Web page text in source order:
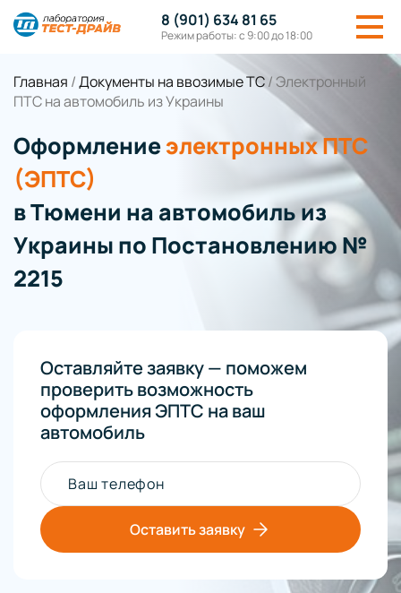
8 (901) 634 81 65
Режим работы: с 9:00 до 18:00
Главная /Документы на ввозимые ТС/Электронный
ПТС на автомобиль из Украины
Оформлениеэлектронных ПТС
(ЭПТС)
в Тюмени на автомобиль из
Украины по Постановлению №
2215
Оставляйте заявку — поможем
проверить возможность
оформления ЭПТС на ваш
автомобиль
Ваш телефон
Оставить заявку